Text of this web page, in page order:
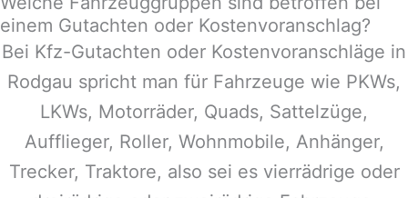
einem Gutachten oder Kostenvoranschlag?
Bei Kfz-Gutachten oder Kostenvoranschläge in
Rodgau spricht man für Fahrzeuge wie PKWs,
LKWs, Motorräder, Quads, Sattelzüge,
Aufflieger, Roller, Wohnmobile, Anhänger,
Trecker, Traktore, also sei es vierrädrige oder